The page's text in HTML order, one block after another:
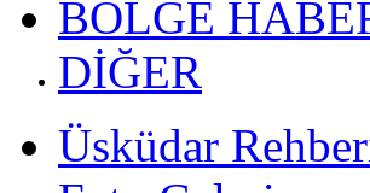
BÖLGE
DİĞER
Üsküdar